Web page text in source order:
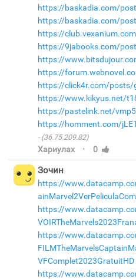
https://baskadia.com/
https://baskadia.com/
https://
https://9jabooks.com/
https://
https://
https://click4r.com/
https://www.kikyus.net/
https://pastelink.net/
https://homment.com/
(36.75.209.82)
Хариулах · 0
Зочин
https://
https://
https://
VFComplet2023GratuitHD
https://